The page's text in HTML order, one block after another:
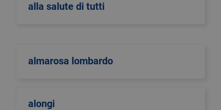
alla salute di tutti
almarosa lombardo
alongi